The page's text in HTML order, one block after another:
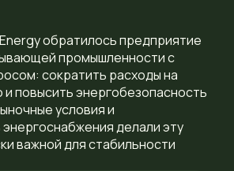
обратилось предприятие
промышленности с
сократить расходы на
повысить энергобезопасность
условия и
делали эту
важной для стабильности